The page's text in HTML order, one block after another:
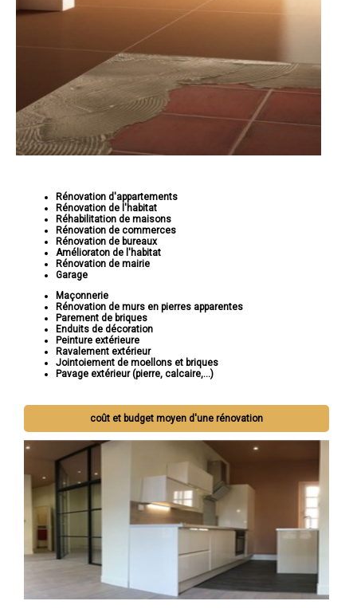
Rénovation d'appartements
Rénovation de l'habitat
Réhabilitation de maisons
Rénovation de commerces
Rénovation de bureaux
Amélioraton de l'habitat
Rénovation de mairie
Garage
Maçonnerie
Rénovation de murs en pierres apparentes
Parement de briques
Enduits de décoration
Peinture extérieure
Ravalement extérieur
Jointoiement de moellons et briques
Pavage extérieur (pierre, calcaire,...)
coût et budget moyen d'une rénovation